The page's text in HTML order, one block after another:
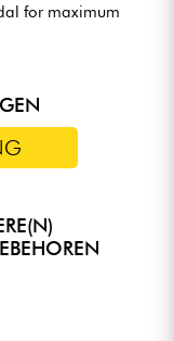
for maximum